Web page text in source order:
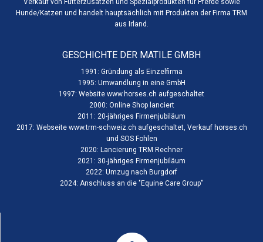
Hunde/Katzen und handelt hauptsächlich mit Produkten der Firma TRM
aus Irland.
GESCHICHTE DER MATILE GMBH
1991: Gründung als Einzelfirma
1995: Umwandlung in eine GmbH
1997: Website www.horses.ch aufgeschaltet
2000: Online Shop lanciert
2011: 20-jähriges Firmenjubiläum
2017: Webseite www.trm-schweiz.ch aufgeschaltet, Verkauf horses.ch
und SOS Fohlen
2020: Lancierung TRM Rechner
2021: 30-jähriges Firmenjubiläum
2022: Umzug nach Burgdorf
2024: Anschluss an die "Equine Care Group"